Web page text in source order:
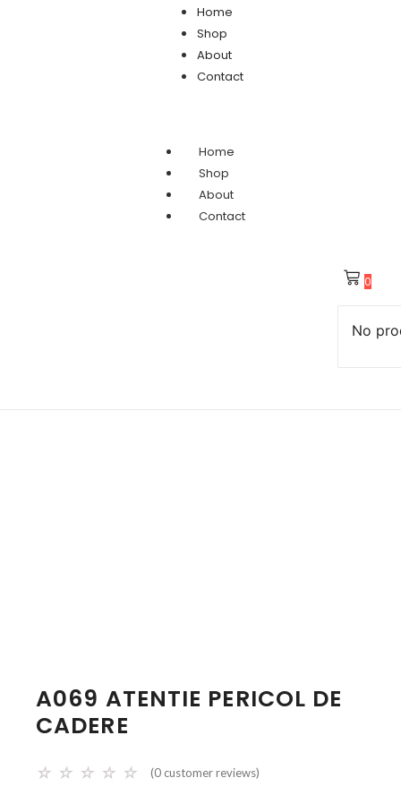
Home
Shop
About
Contact
Home
Shop
About
Contact
0
No
A069 ATENTIE PERICOL DE
CADERE
☆ ☆ ☆ ☆ ☆ (0 customer reviews)